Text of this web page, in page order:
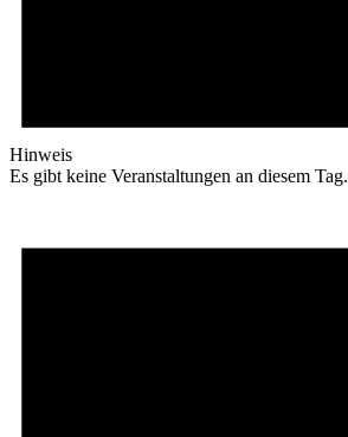
Hinweis
Es gibt keine Veranstaltungen an diesem Tag.